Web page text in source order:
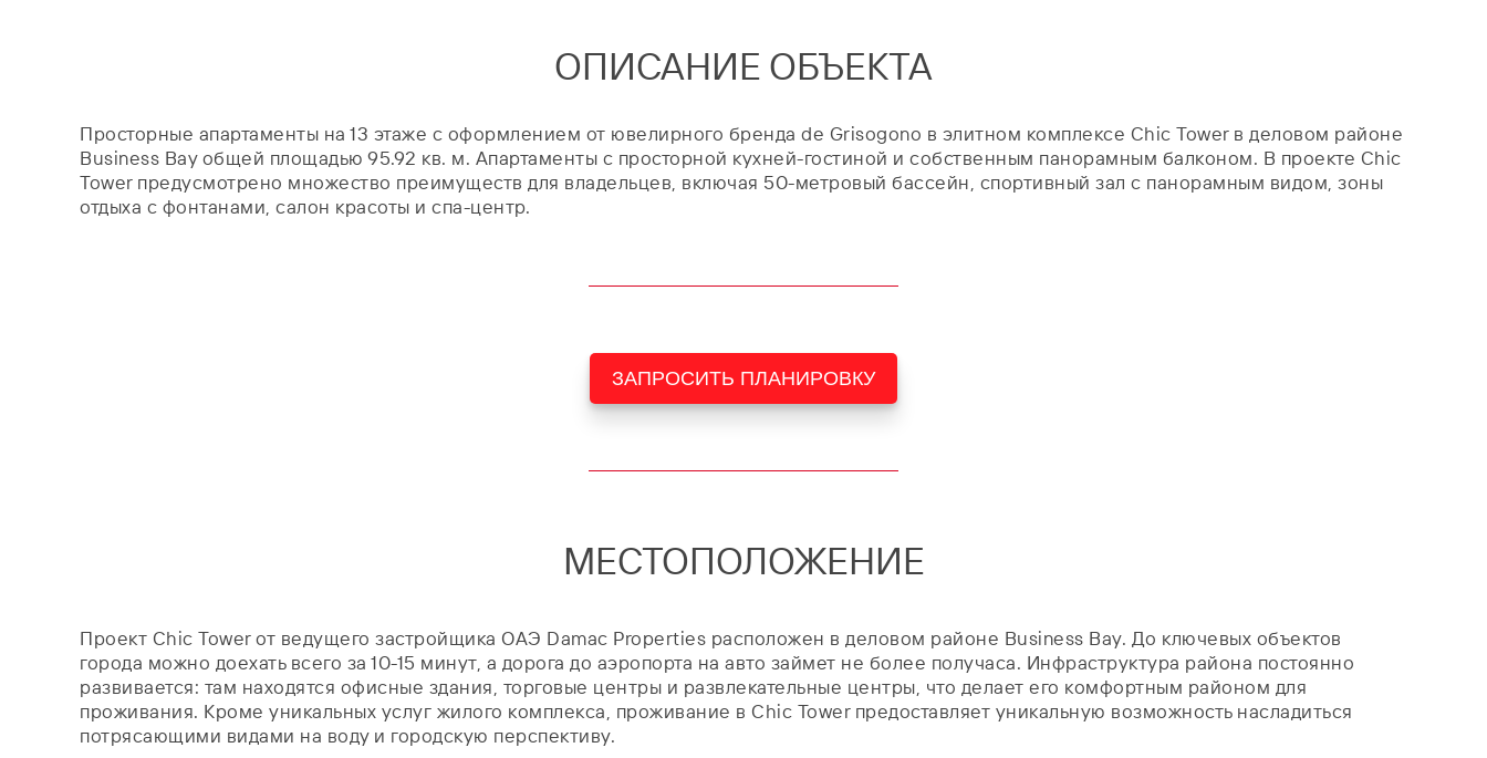
ОПИСАНИЕ ОБЪЕКТА
Просторные апартаменты на 13 этаже c оформлением от ювелирного бренда de Grisogono в элитном комплексе Chic Tower в деловом районе
Business Bay общей площадью 95.92 кв. м. Апартаменты с просторной кухней-гостиной и собственным панорамным балконом. В проекте Chic
Tower предусмотрено множество преимуществ для владельцев, включая 50-метровый бассейн, спортивный зал с панорамным видом, зоны
отдыха с фонтанами, салон красоты и спа-центр.
ЗАПРОСИТЬ ПЛАНИРОВКУ
МЕСТОПОЛОЖЕНИЕ
Проект Chic Tower от ведущего застройщика OAЭ Damac Properties расположен в деловом районе Business Bay. До ключевых объектов
города можно доехать всего за 10-15 минут, а дорога до аэропорта на авто займет не более получаса. Инфраструктура района постоянно
развивается: там находятся офисные здания, торговые центры и развлекательные центры, что делает его комфортным районом для
проживания. Кроме уникальных услуг жилого комплекса, проживание в Chic Tower предоставляет уникальную возможность насладиться
потрясающими видами на воду и городскую перспективу.